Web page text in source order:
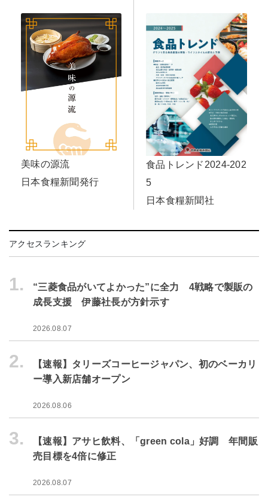
美味の源流
日本食糧新聞発行
食品トレンド2024-202
5
日本食糧新聞社
アクセスランキング
1.
“三菱食品がいてよかった”に全力 4戦略で製販の
成長支援 伊藤社長が方針示す
2026.08.07
2.
【速報】タリーズコーヒージャパン、初のベーカリ
ー導入新店舗オープン
2026.08.06
3.
【速報】アサヒ飲料、「green cola」好調 年間販
売目標を4倍に修正
2026.08.07